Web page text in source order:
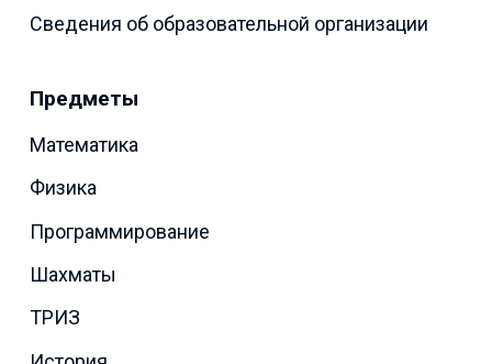
Сведения об образовательной организации
Предметы
Математика
Физика
Программирование
Шахматы
ТРИЗ